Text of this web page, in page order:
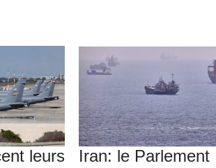
leurs
Iran: le Parlement